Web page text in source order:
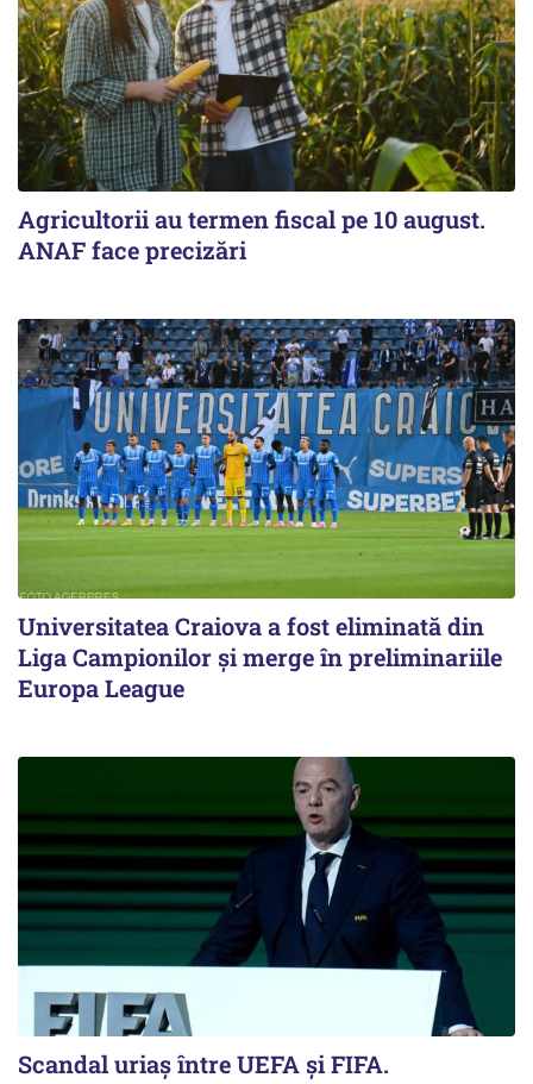
Agricultorii au termen fiscal pe 10 august.
ANAF face precizări
Universitatea Craiova a fost eliminată din
Liga Campionilor şi merge în preliminariile
Europa League
Scandal uriaş între UEFA şi FIFA.